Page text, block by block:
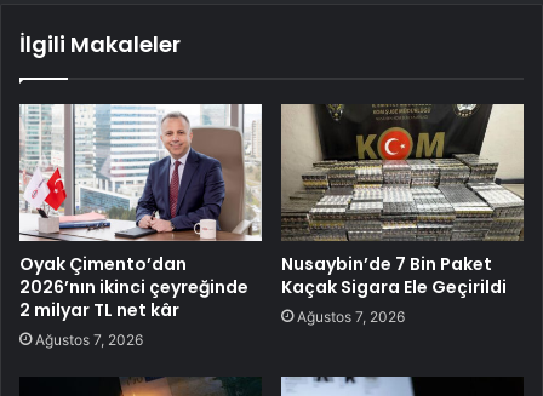
İlgili Makaleler
Oyak Çimento’dan
2026’nın ikinci çeyreğinde
2 milyar TL net kâr
Ağustos 7, 2026
Nusaybin’de 7 Bin Paket
Kaçak Sigara Ele Geçirildi
Ağustos 7, 2026